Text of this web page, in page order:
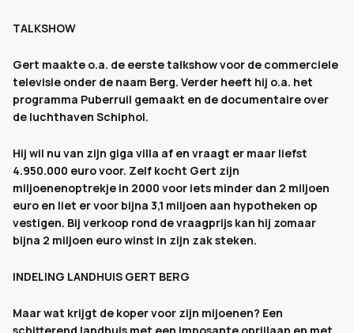
TALKSHOW
Gert maakte o.a. de eerste talkshow voor de commerciele
televisie onder de naam Berg. Verder heeft hij o.a. het
programma Puberruil gemaakt en de documentaire over
de luchthaven Schiphol.
Hij wil nu van zijn giga villa af en vraagt er maar liefst
4.950.000 euro voor. Zelf kocht Gert zijn
miljoenenoptrekje in 2000 voor iets minder dan 2 miljoen
euro en liet er voor bijna 3,1 miljoen aan hypotheken op
vestigen. Bij verkoop rond de vraagprijs kan hij zomaar
bijna 2 miljoen euro winst in zijn zak steken.
INDELING LANDHUIS GERT BERG
Maar wat krijgt de koper voor zijn mijoenen? Een